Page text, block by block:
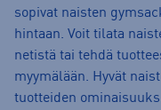
sopivat naisten
hintaan. Voit tilata
netistä tai tehdä
myymälään. Hyvät
tuotteiden